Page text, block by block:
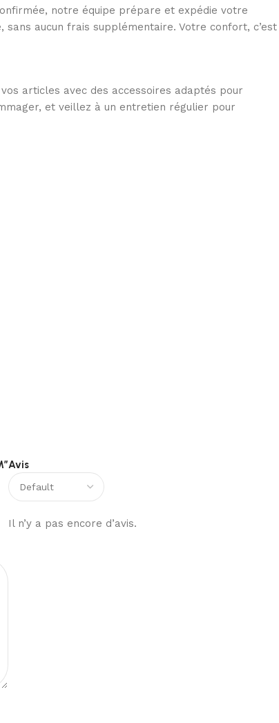
notre équipe prépare et expédie votre
aucun frais supplémentaire. Votre confort, c’est
articles avec des accessoires adaptés pour
et veillez à un entretien régulier pour
Avis
Il n’y a pas encore d’avis.